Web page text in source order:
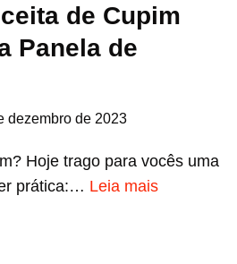
de Cupim
Panela de
dezembro de 2023
Hoje trago para vocês uma
prática:… Leia mais